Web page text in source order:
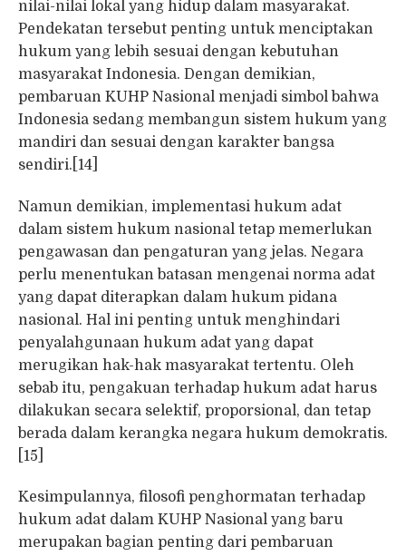
nilai-nilai lokal yang hidup dalam masyarakat.
Pendekatan tersebut penting untuk menciptakan
hukum yang lebih sesuai dengan kebutuhan
masyarakat Indonesia. Dengan demikian,
pembaruan KUHP Nasional menjadi simbol bahwa
Indonesia sedang membangun sistem hukum yang
mandiri dan sesuai dengan karakter bangsa
sendiri.[14]
Namun demikian, implementasi hukum adat
dalam sistem hukum nasional tetap memerlukan
pengawasan dan pengaturan yang jelas. Negara
perlu menentukan batasan mengenai norma adat
yang dapat diterapkan dalam hukum pidana
nasional. Hal ini penting untuk menghindari
penyalahgunaan hukum adat yang dapat
merugikan hak-hak masyarakat tertentu. Oleh
sebab itu, pengakuan terhadap hukum adat harus
dilakukan secara selektif, proporsional, dan tetap
berada dalam kerangka negara hukum demokratis.
[15]
Kesimpulannya, filosofi penghormatan terhadap
hukum adat dalam KUHP Nasional yang baru
merupakan bagian penting dari pembaruan